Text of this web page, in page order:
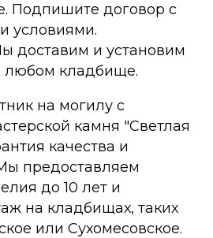
Подпишите договор с
условиями.
доставим и установим
любом кладбище.
на могилу с
камня "Светлая
качества и
предоставляем
до 10 лет и
на кладбищах, таких
или Сухомесовское.